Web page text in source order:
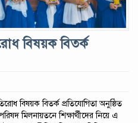
বিষয়ক বিতর্ক
বিষয়ক বিতর্ক প্রতিযোগিতা অনুষ্ঠিত
মিলনায়তনে শিক্ষার্থীদের নিয়ে এ